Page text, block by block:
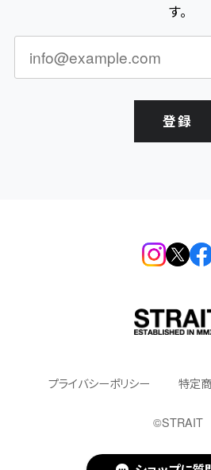
す。
登録
プライバシーポリシー 特定
©︎STRAIT